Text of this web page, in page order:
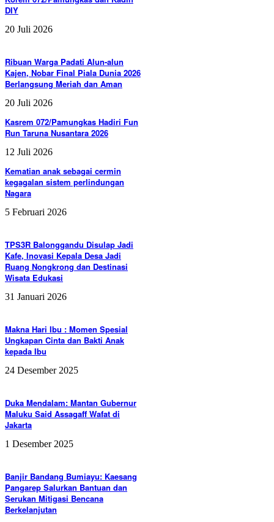
DIY
20 Juli 2026
Ribuan Warga Padati Alun-alun
Kajen, Nobar Final Piala Dunia 2026
Berlangsung Meriah dan Aman
20 Juli 2026
Kasrem 072/Pamungkas Hadiri Fun
Run Taruna Nusantara 2026
12 Juli 2026
Kematian anak sebagai cermin
kegagalan sistem perlindungan
Nagara
5 Februari 2026
TPS3R Balonggandu Disulap Jadi
Kafe, Inovasi Kepala Desa Jadi
Ruang Nongkrong dan Destinasi
Wisata Edukasi
31 Januari 2026
Makna Hari Ibu : Momen Spesial
Ungkapan Cinta dan Bakti Anak
kepada Ibu
24 Desember 2025
Duka Mendalam: Mantan Gubernur
Maluku Said Assagaff Wafat di
Jakarta
1 Desember 2025
Banjir Bandang Bumiayu: Kaesang
Pangarep Salurkan Bantuan dan
Serukan Mitigasi Bencana
Berkelanjutan